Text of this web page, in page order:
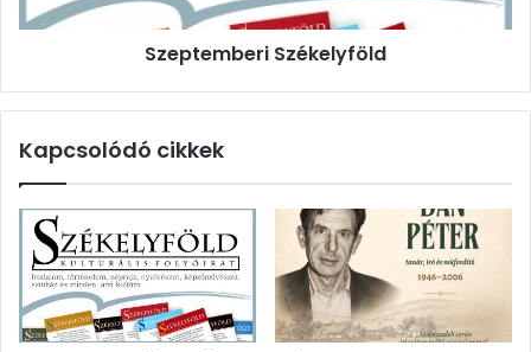
Szeptemberi Székelyföld
Kapcsolódó cikkek